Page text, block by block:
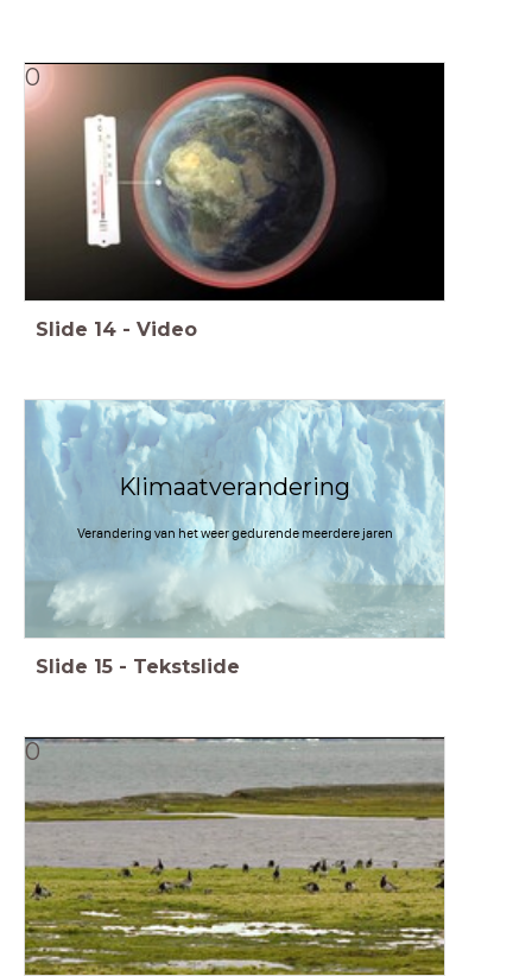
0
Slide 14 - Video
Klimaatverandering
Verandering van het weer gedurende meerdere jaren
Slide 15 - Tekstslide
0